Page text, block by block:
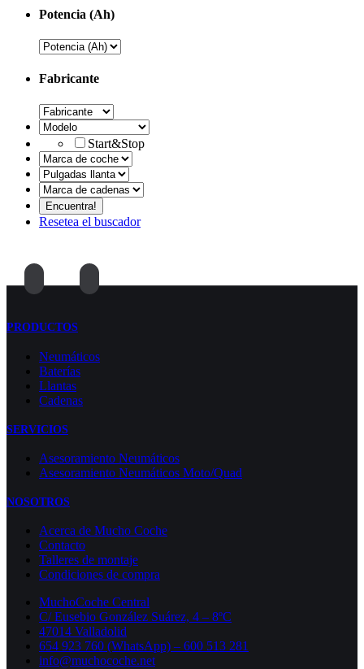
Potencia (Ah)
Fabricante
Start&Stop
Resetea el buscador
PRODUCTOS
Neumáticos
Baterías
Llantas
Cadenas
SERVICIOS
Asesoramiento Neumáticos
Asesoramiento Neumáticos Moto/Quad
NOSOTROS
Acerca de Mucho Coche
Contacto
Talleres de montaje
Condiciones de compra
MuchoCoche Central
C/ Eusebio González Suárez, 4 – 8ºC
47014 Valladolid
654 923 760 (WhatsApp) – 600 513 281
info@muchocoche.net